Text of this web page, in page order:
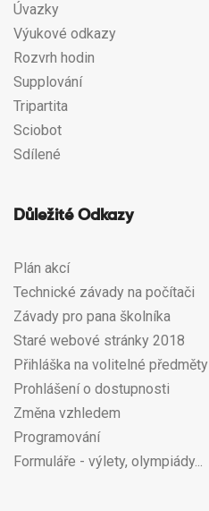
Úvazky
Výukové odkazy
Rozvrh hodin
Supplování
Tripartita
Sciobot
Sdílené
Důležité Odkazy
Plán akcí
Technické závady na počítači
Závady pro pana školníka
Staré webové stránky 2018
Přihláška na volitelné předměty
Prohlášení o dostupnosti
Změna vzhledem
Programování
Formuláře - výlety, olympiády...